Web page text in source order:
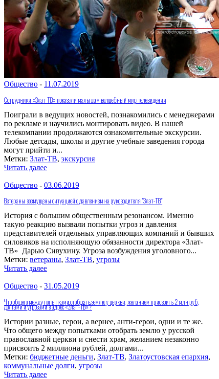
Общество - 11.07.2019
Сотрудники «Злат-ТВ» показали малышам волшебный мир телевидения
Поиграли в ведущих новостей, познакомились с менеджерами
по рекламе и научились монтировать видео. В нашей
телекомпании продолжаются ознакомительные экскурсии.
Любые детсады, школы и другие учебные заведения города
могут прийти и...
Метки: Злат-ТВ, экскурсия
Читать далее
Общество - 03.06.2019
Ветераны возмущены ситуацией с давлением на руководителя "Злат-ТВ"
История с большим общественным резонансом. Именно
такую реакцию вызвали попытки угроз и давления
представителей отдельных управляющих компаний и бывших
силовиков на исполняющую обязанности директора «Злат-
ТВ» Дарью Сивухину. Угроза возбуждения уголовного...
Метки: ветераны, Злат-ТВ, угрозы
Читать далее
Общество - 31.05.2019
Что общего между попытками отобрать землю у церкви, желанием присвоить 2 млн руб,
долгами и угрозами в адрес «Злат-ТВ»?
Истории разные, герои, а вернее, анти-герои, одни и те же.
Что общего между попытками отобрать землю у русской
православной церкви и снести храм, желанием незаконно
присвоить 2 миллиона рублей, долгами...
Метки: бюджетные деньги, Злат-ТВ, Златоустовская епархия,
коммунальные долги, угрозы
Читать далее